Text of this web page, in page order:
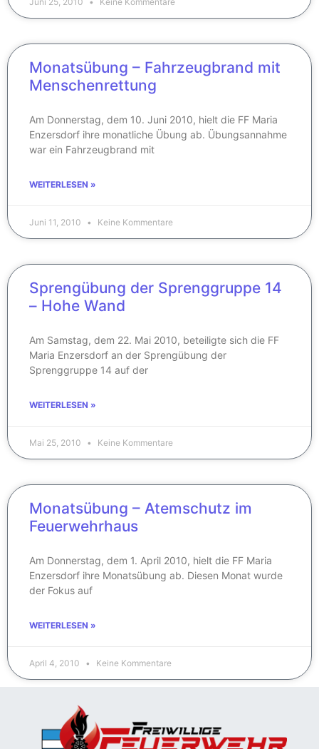
Monatsübung – Fahrzeugbrand mit
Menschenrettung
Am Donnerstag, dem 10. Juni 2010, hielt die FF Maria
Enzersdorf ihre monatliche Übung ab. Übungsannahme
war ein Fahrzeugbrand mit
WEITERLESEN »
Juni 11, 2010 Keine Kommentare
Sprengübung der Sprenggruppe 14
– Hohe Wand
Am Samstag, dem 22. Mai 2010, beteiligte sich die FF
Maria Enzersdorf an der Sprengübung der
Sprenggruppe 14 auf der
WEITERLESEN »
Mai 25, 2010 Keine Kommentare
Monatsübung – Atemschutz im
Feuerwehrhaus
Am Donnerstag, dem 1. April 2010, hielt die FF Maria
Enzersdorf ihre Monatsübung ab. Diesen Monat wurde
der Fokus auf
WEITERLESEN »
April 4, 2010 Keine Kommentare